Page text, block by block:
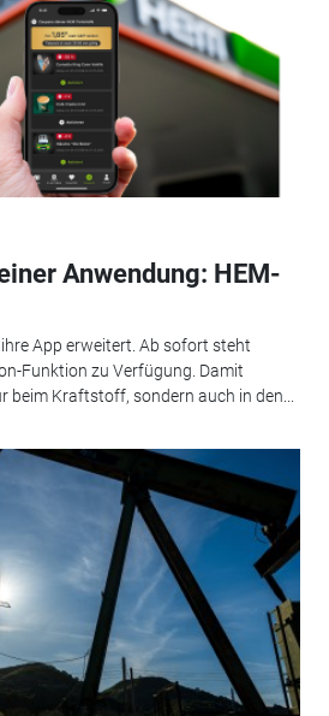
Anwendung: HEM-
App erweitert. Ab sofort steht
Funktion zu Verfügung. Damit
beim Kraftstoff, sondern auch in den...